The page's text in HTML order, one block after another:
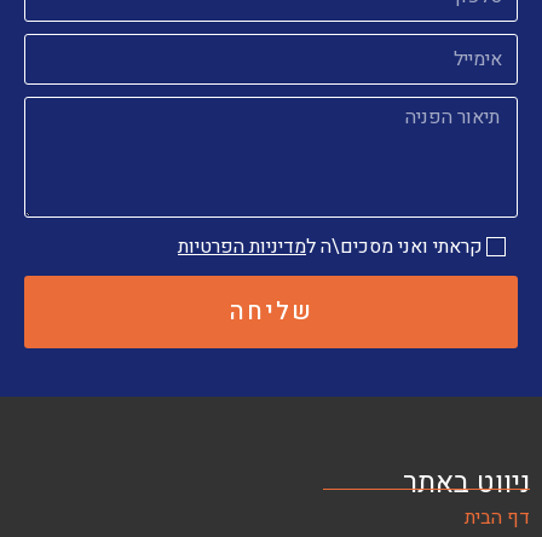
קראתי ואני מסכים\ה למדיניות הפרטיות
שליחה
ניווט באתר
דף הבית